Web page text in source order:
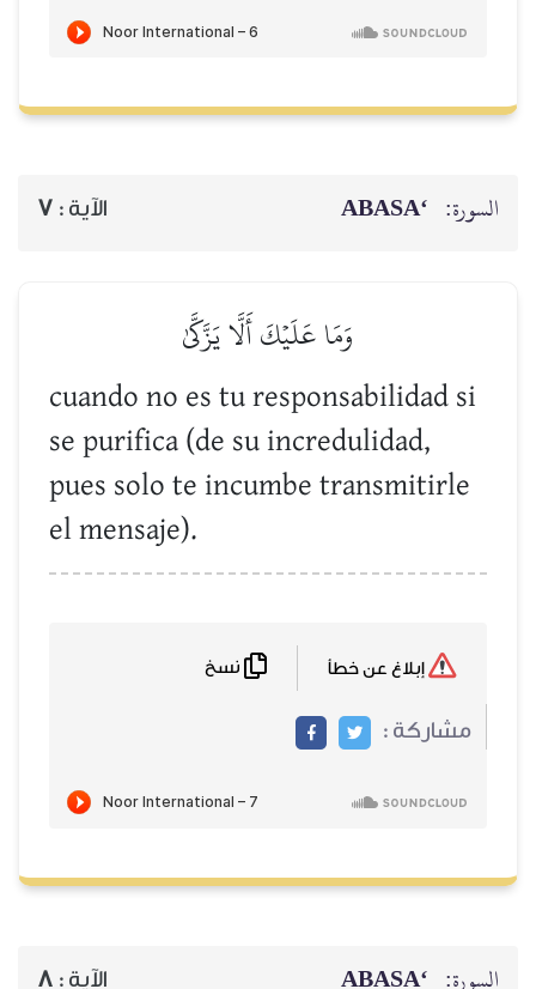
السورة: ‘ABASA الآية : 7
وَمَا عَلَيۡكَ أَلَّا يَزَّكَّىٰ
cuando no es tu responsabilidad si
se purifica (de su incredulidad,
pues solo te incumbe transmitirle
el mensaje).
مشاركة :
السورة: ‘ABASA الآية : 8